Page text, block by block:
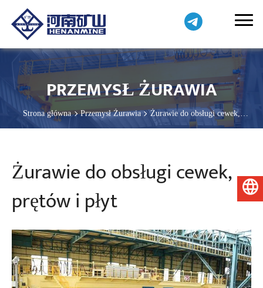
PRZEMYSŁ ŻURAWIA
Strona główna Przemysł Żurawia
Żurawie do obsługi cewek,
Żurawie do obsługi cewek,
prętów i płyt
Polski